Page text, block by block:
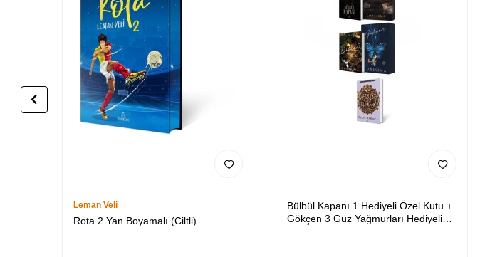
Leman Veli
Rota 2 Yan Boyamalı (Ciltli)
Bülbül Kapanı 1 Hediyeli Özel Kutu +
Gökçen 3 Güz Yağmurları Hediyeli